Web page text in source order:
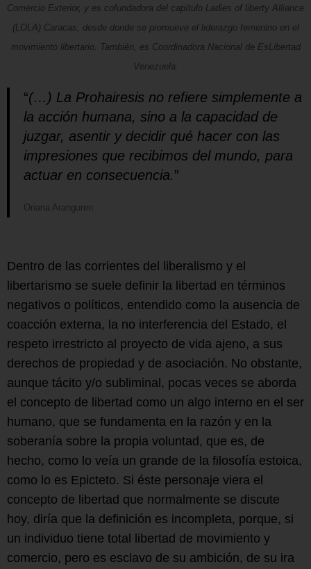
Comercio Exterior, y es cofundadora del capítulo Ladies of liberty Alliance
(LOLA) Caracas, desde donde se promueve el liderazgo femenino en el
movimiento libertario. También, es Coordinadora Nacional de EsLibertad
Venezuela.
“(…) La Prohairesis no refiere simplemente a
la acción humana, sino a la capacidad de
juzgar, asentir y decidir qué hacer con las
impresiones que recibimos del mundo, para
actuar en consecuencia.”
Oriana Aranguren
Dentro de las corrientes del liberalismo y el
libertarismo se suele definir la libertad en términos
negativos o políticos, entendido como la ausencia de
coacción externa, la no interferencia del Estado, el
respeto irrestricto al proyecto de vida ajeno, a sus
derechos de propiedad y de asociación. No obstante,
aunque tácito y/o subliminal, pocas veces se aborda
el concepto de libertad como un algo interno en el ser
humano, que se fundamenta en la razón y en la
soberanía sobre la propia voluntad, que es, de
hecho, como lo veía un grande de la filosofía estoica,
como lo es Epicteto. Si éste personaje viera el
concepto de libertad que normalmente se discute
hoy, diría que la definición es incompleta, porque, si
un individuo tiene total libertad de movimiento y
comercio, pero es esclavo de su ambición, de su ira